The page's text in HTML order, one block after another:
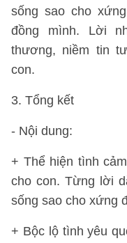
sống sao cho
đồng mình. Lời
thương, niềm tin
con.
3. Tổng kết
- Nội dung:
+ Thể hiện tình
cho con. Từng lời
sống sao cho xứng
+ Bộc lộ tình yêu